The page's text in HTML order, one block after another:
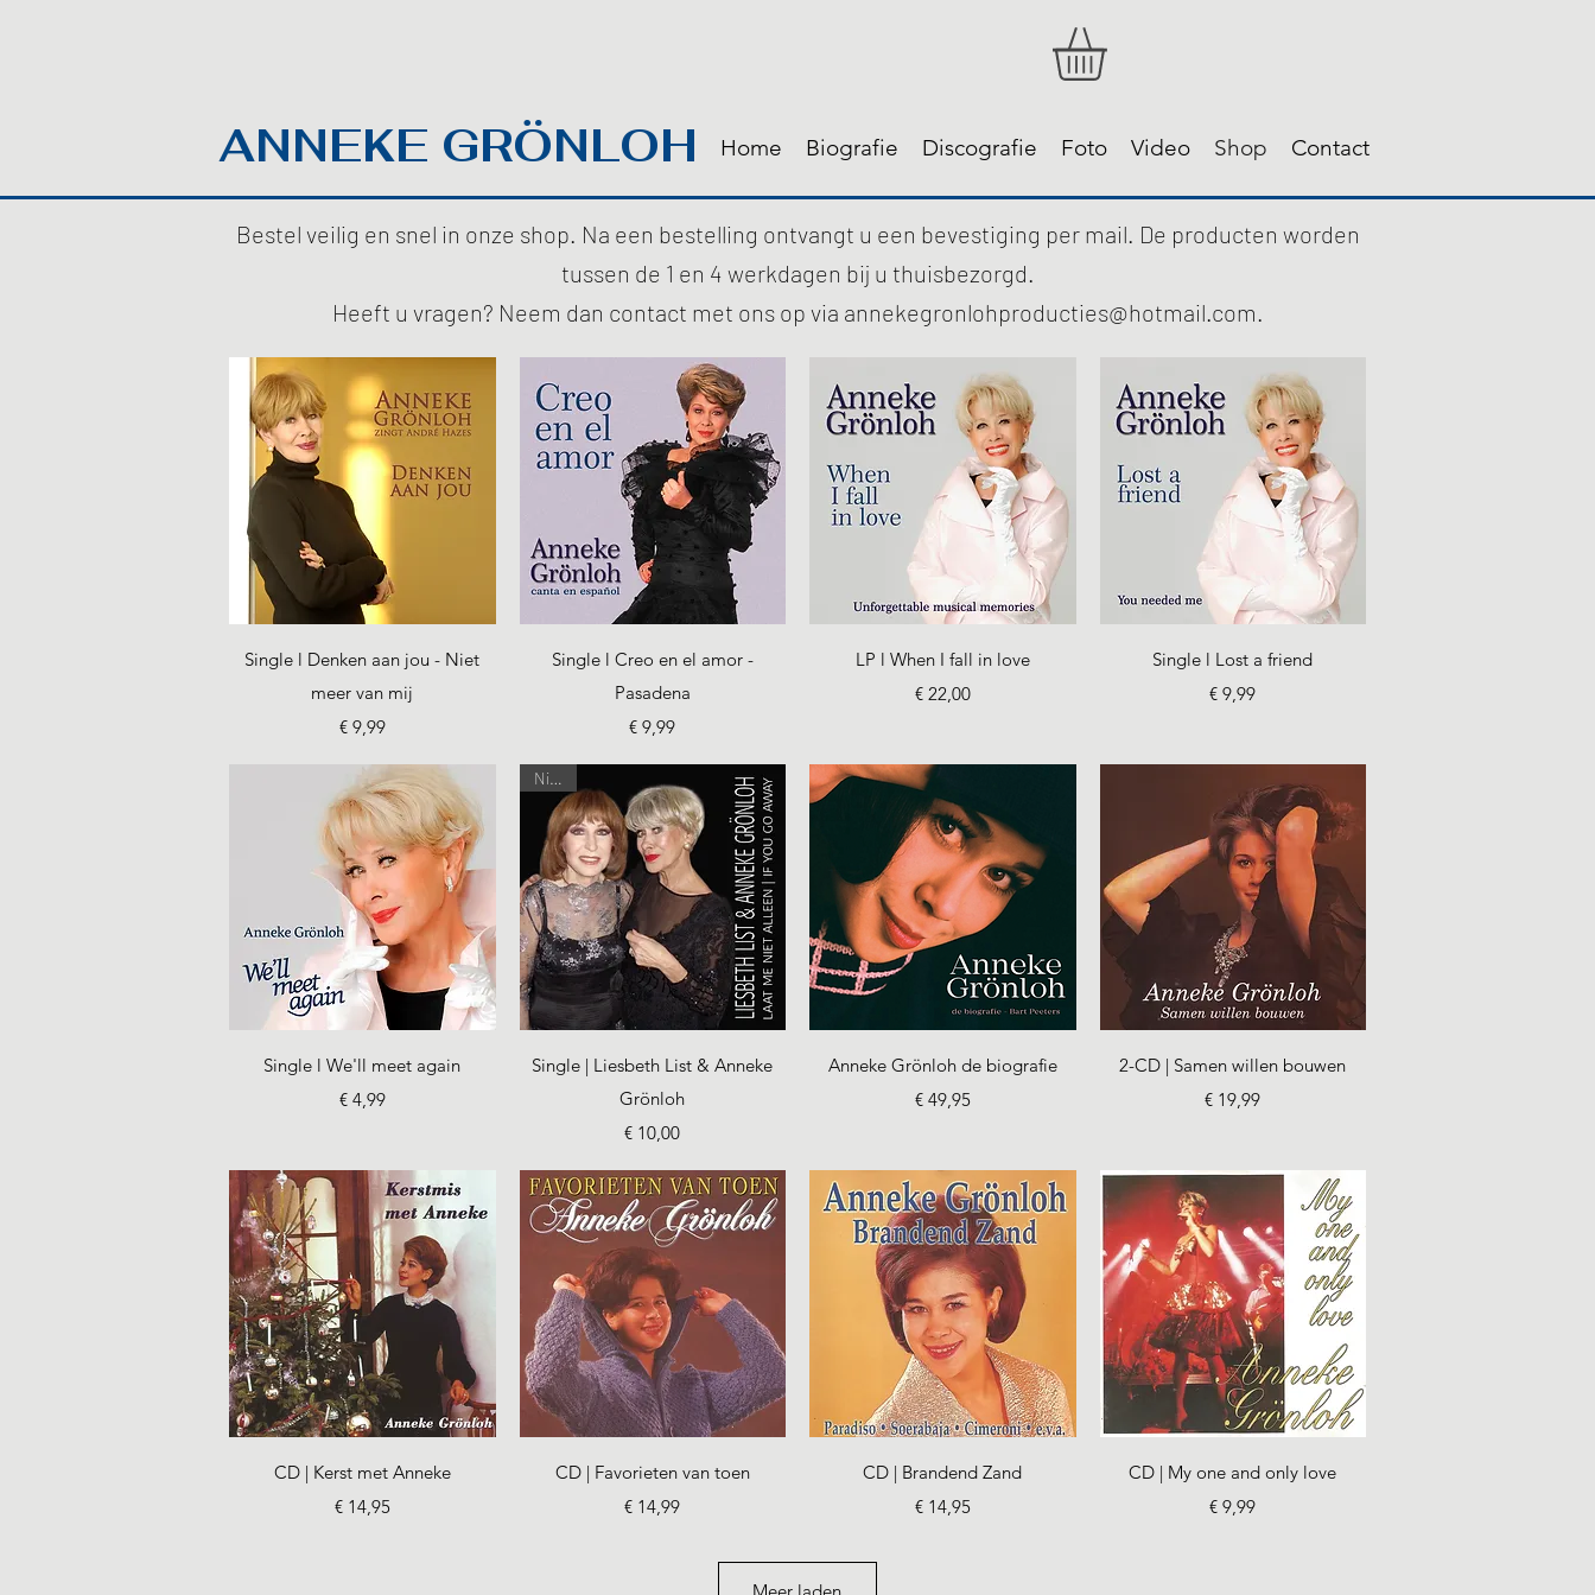
ANNEKE GRÖNLOH Home Biografie Discografie Foto Video Shop Contact
Bestel veilig en snel in onze shop. Na een bestelling ontvangt u een bevestiging per mail. De producten worden
tussen de 1 en 4 werkdagen bij u thuisbezorgd.
Heeft u vragen? Neem dan contact met ons op via annekegronlohproducties@hotmail.com.
Snel overzicht
Single l Denken aan jou - Niet
meer van mij
Prijs
€ 9,99
Snel overzicht
Single l Creo en el amor -
Pasadena
Prijs
€ 9,99
Snel overzicht
LP l When I fall in love
Prijs
€ 22,00
Snel overzicht
Single l Lost a friend
Prijs
€ 9,99
Snel overzicht
Single l We'll meet again
Prijs
€ 4,99
Snel overzicht
Nieuw
Single | Liesbeth List & Anneke
Grönloh
Prijs
€ 10,00
Snel overzicht
Anneke Grönloh de biografie
Prijs
€ 49,95
Snel overzicht
2-CD | Samen willen bouwen
Prijs
€ 19,99
Snel overzicht
CD | Kerst met Anneke
Prijs
€ 14,95
Snel overzicht
CD | Favorieten van toen
Prijs
€ 14,99
Snel overzicht
CD | Brandend Zand
Prijs
€ 14,95
Snel overzicht
CD | My one and only love
Prijs
€ 9,99
Meer laden